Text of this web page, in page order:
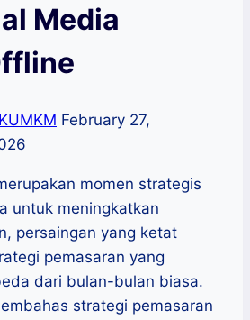
Media
February 27,
momen strategis
untuk meningkatkan
persaingan yang ketat
pemasaran yang
dari bulan-bulan biasa.
strategi pemasaran